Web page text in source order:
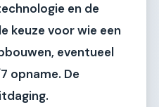
en de
keuze voor wie een
eventueel
opname. De